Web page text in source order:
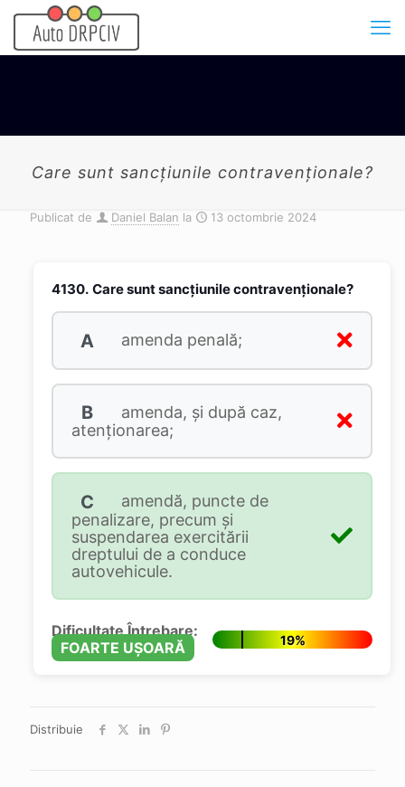
Care sunt sancțiunile contravenționale?
Publicat de Daniel Balan la 13 octombrie 2024
4130. Care sunt sancțiunile contravenționale?
A amenda penală;
B
amenda, și după caz,
atenționarea;
C
amendă, puncte de
penalizare, precum și
suspendarea exercitării
dreptului de a conduce
autovehicule.
Dificultate Întrebare:
FOARTE UȘOARĂ
19%
Distribuie